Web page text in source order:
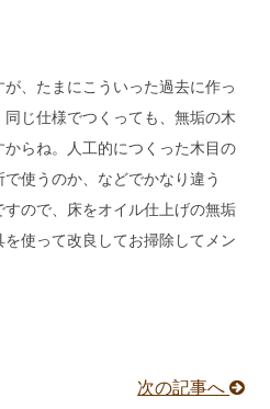
、たまにこういった過去に作っ
じ仕様でつくっても、無垢の木
らね。人工的につくった木目の
使うのか、などでかなり違う
ので、床をオイル仕上げの無垢
使って改良してお掃除してメン
次の記事へ